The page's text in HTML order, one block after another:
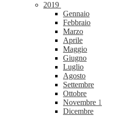
2019
Gennaio
Febbraio
Marzo
Aprile
Maggio
Giugno
Luglio
Agosto
Settembre
Ottobre
Novembre 1
Dicembre